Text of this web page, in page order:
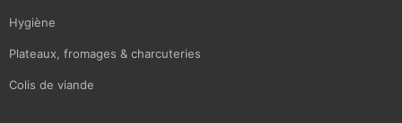
Hygiène
Plateaux, fromages & charcuteries
Colis de viande